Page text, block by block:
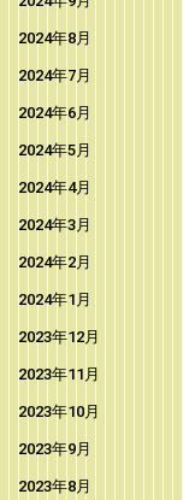
2024年8月
2024年7月
2024年6月
2024年5月
2024年4月
2024年3月
2024年2月
2024年1月
2023年12月
2023年11月
2023年10月
2023年9月
2023年8月